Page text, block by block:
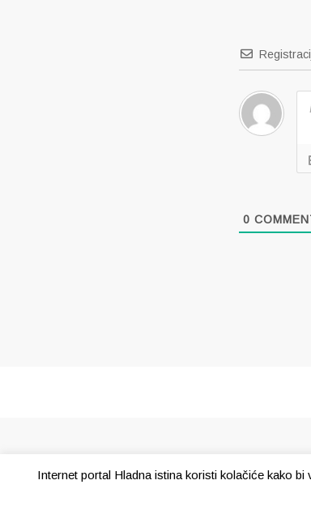
0
Internet portal Hladna istina koristi kolačiće kako